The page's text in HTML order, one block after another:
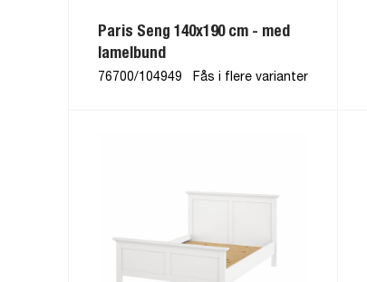
Paris Seng 140x190 cm - med
lamelbund
76700/104949 Fås i flere varianter